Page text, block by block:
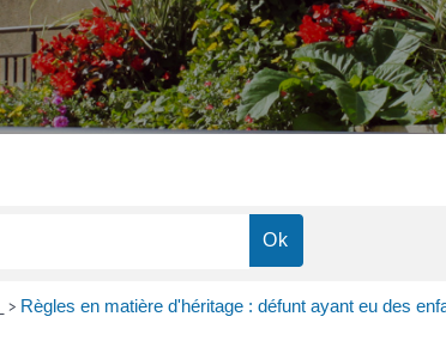
> Règles en matière d'héritage : défunt ayant eu des